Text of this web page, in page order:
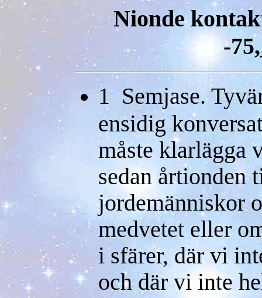
Nionde
-
1 Semjase.
ensidig
måste klarlägga
sedan årtionden
jordemänniskor
medvetet eller
i sfärer, där vi
och där vi inte